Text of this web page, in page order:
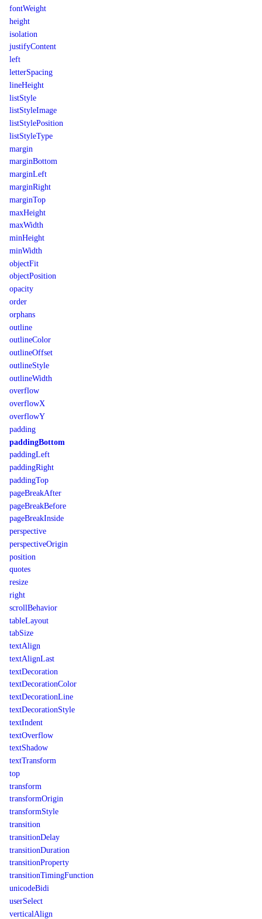
fontWeight
height
isolation
justifyContent
left
letterSpacing
lineHeight
listStyle
listStyleImage
listStylePosition
listStyleType
margin
marginBottom
marginLeft
marginRight
marginTop
maxHeight
maxWidth
minHeight
minWidth
objectFit
objectPosition
opacity
order
orphans
outline
outlineColor
outlineOffset
outlineStyle
outlineWidth
overflow
overflowX
overflowY
padding
paddingBottom
paddingLeft
paddingRight
paddingTop
pageBreakAfter
pageBreakBefore
pageBreakInside
perspective
perspectiveOrigin
position
quotes
resize
right
scrollBehavior
tableLayout
tabSize
textAlign
textAlignLast
textDecoration
textDecorationColor
textDecorationLine
textDecorationStyle
textIndent
textOverflow
textShadow
textTransform
top
transform
transformOrigin
transformStyle
transition
transitionDelay
transitionDuration
transitionProperty
transitionTimingFunction
unicodeBidi
userSelect
verticalAlign